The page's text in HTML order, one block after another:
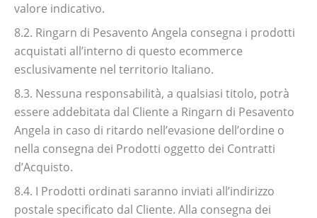
valore indicativo.
8.2. Ringarn di Pesavento Angela consegna i prodotti
acquistati all’interno di questo ecommerce
esclusivamente nel territorio Italiano.
8.3. Nessuna responsabilità, a qualsiasi titolo, potrà
essere addebitata dal Cliente a Ringarn di Pesavento
Angela in caso di ritardo nell’evasione dell’ordine o
nella consegna dei Prodotti oggetto dei Contratti
d’Acquisto.
8.4. I Prodotti ordinati saranno inviati all’indirizzo
postale specificato dal Cliente. Alla consegna dei